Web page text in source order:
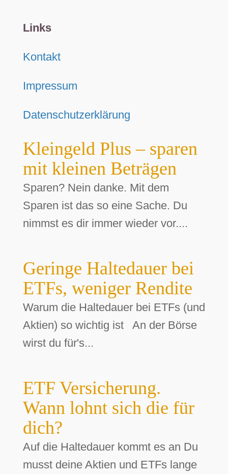
Links
Kontakt
Impressum
Datenschutzerklärung
Kleingeld Plus – sparen
mit kleinen Beträgen
Sparen? Nein danke. Mit dem
Sparen ist das so eine Sache. Du
nimmst es dir immer wieder vor....
Geringe Haltedauer bei
ETFs, weniger Rendite
Warum die Haltedauer bei ETFs (und
Aktien) so wichtig ist An der Börse
wirst du für's...
ETF Versicherung.
Wann lohnt sich die für
dich?
Auf die Haltedauer kommt es an Du
musst deine Aktien und ETFs lange